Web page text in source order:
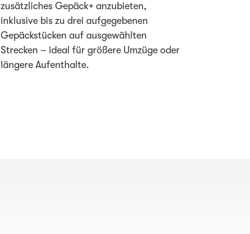
zusätzliches Gepäck+ anzubieten,
inklusive bis zu drei aufgegebenen
Gepäckstücken auf ausgewählten
Strecken – ideal für größere Umzüge oder
längere Aufenthalte.